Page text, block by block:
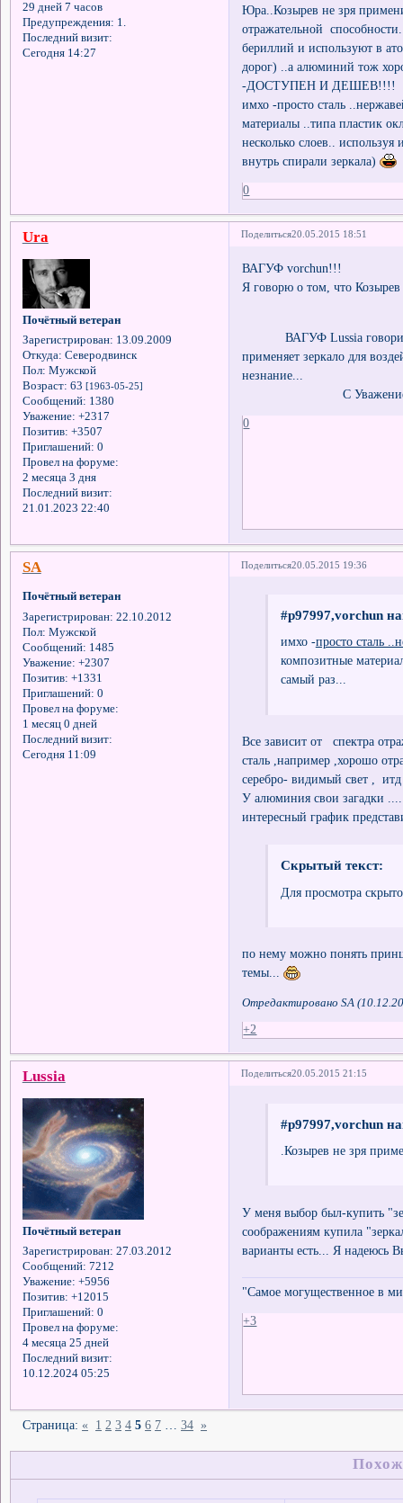
29 дней 7 часов
Предупреждения: 1.
Последний визит:
Сегодня 14:27
Юра..Козырев не зря
отражательной
бериллий и используют в
дорог) ..а алюминий тож
-ДОСТУПЕН И ДЕШЕВ!!!!
имхо -просто сталь
материалы ..типа пластик
несколько слоев..
внутрь спирали зеркала)
0
Поделиться20.05.2015 18:51
Ura
Почётный ветеран
Зарегистрирован: 13.09.2009
Откуда: Северодвинск
Пол: Мужской
Возраст: 63 [1963-05-25]
Сообщений: 1380
Уважение: +2317
Позитив: +3507
Приглашений: 0
Провел на форуме:
2 месяца 3 дня
Последний визит:
21.01.2023 22:40
ВАГУФ vorchun!!!
Я говорю о том, что
ВАГУФ Lussia говорит
применяет зеркало для
незнание...
С Уважением
0
Поделиться20.05.2015 19:36
SA
Почётный ветеран
Зарегистрирован: 22.10.2012
Пол: Мужской
Сообщений: 1485
Уважение: +2307
Позитив: +1331
Приглашений: 0
Провел на форуме:
1 месяц 0 дней
Последний визит:
Сегодня 11:09
#p97997,vorchun
имхо -просто сталь
композитные
самый раз...
Все зависит от спектра
сталь ,например ,хорошо
серебро- видимый свет ,
У алюминия свои загадки
интересный график
Скрытый текст:
Для просмотра
по нему можно понять
темы...
Отредактировано SA
+2
Поделиться20.05.2015 21:15
Lussia
Почётный ветеран
Зарегистрирован: 27.03.2012
Сообщений: 7212
Уважение: +5956
Позитив: +12015
Приглашений: 0
Провел на форуме:
4 месяца 25 дней
Последний визит:
10.12.2024 05:25
#p97997,vorchun
.Козырев не зря
У меня выбор был-купить
соображениям купила
варианты есть... Я надеюсь
"Самое могущественное в
+3
Страница: « 1 2 3 4 5 6 7 34 »